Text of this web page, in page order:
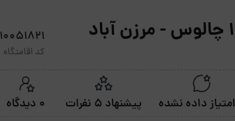
10051821
کد اقامتگاه
پیشنهاد 5 نفرات 0 دیدگاه